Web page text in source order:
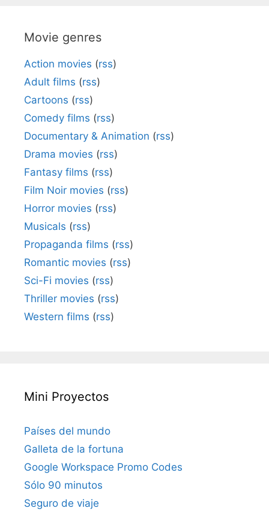
Movie genres
Action movies (rss)
Adult films (rss)
Cartoons (rss)
Comedy films (rss)
Documentary & Animation (rss)
Drama movies (rss)
Fantasy films (rss)
Film Noir movies (rss)
Horror movies (rss)
Musicals (rss)
Propaganda films (rss)
Romantic movies (rss)
Sci-Fi movies (rss)
Thriller movies (rss)
Western films (rss)
Mini Proyectos
Países del mundo
Galleta de la fortuna
Google Workspace Promo Codes
Sólo 90 minutos
Seguro de viaje